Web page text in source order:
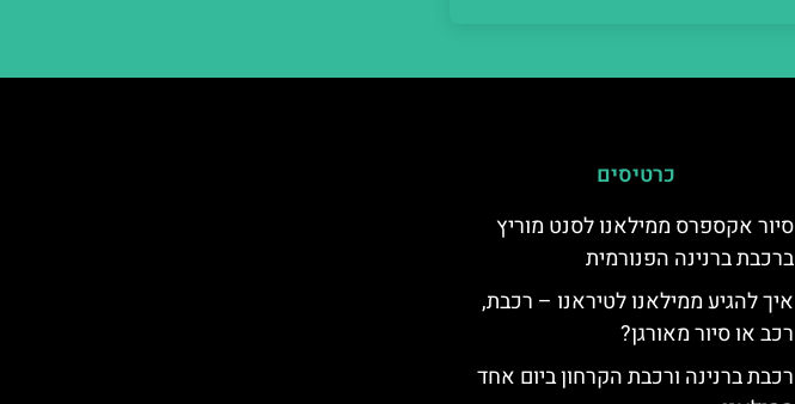
כרטיסים
סיור אקספרס ממילאנו לסנט מוריץ
ברכבת ברנינה הפנורמית
איך להגיע ממילאנו לטיראנו – רכבת,
רכב או סיור מאורגן?
רכבת ברנינה ורכבת הקרחון ביום אחד